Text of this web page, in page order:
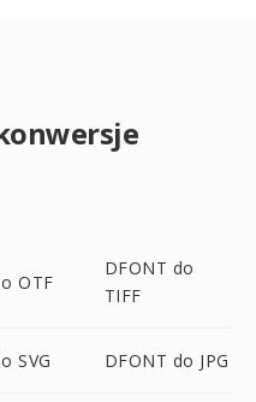
OTF
DFONT do
TIFF
SVG DFONT do JPG